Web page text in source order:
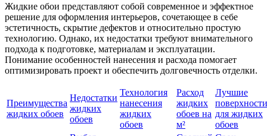
Жидкие обои представляют собой современное и эффектное
решение для оформления интерьеров, сочетающее в себе
эстетичность, скрытие дефектов и относительно простую
технологию. Однако, их недостатки требуют внимательного
подхода к подготовке, материалам и эксплуатации.
Понимание особенностей нанесения и расхода помогает
оптимизировать проект и обеспечить долговечность отделки.
Преимущества
жидких обоев
Недостатки
жидких
обоев
Технология
нанесения
жидких
обоев
Расход
жидких
обоев на
м²
Лучшие
поверхности
для жидких
обоев